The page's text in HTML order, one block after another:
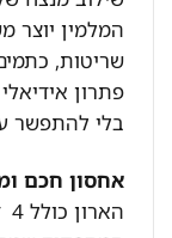
המלמין יוצר
שריטות, כתמים
פתרון
בלי להתפשר
אחסון חכם